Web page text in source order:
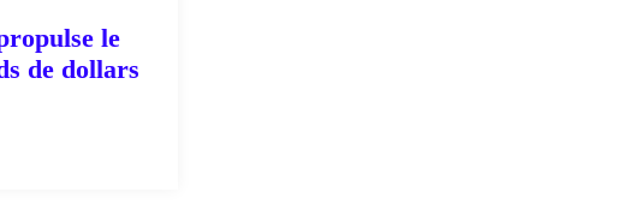
le
de dollars